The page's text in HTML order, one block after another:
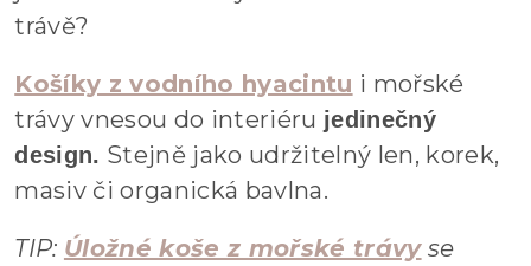
trávě?
Košíky z vodního hyacintu i mořské
trávy vnesou do interiéru jedinečný
design. Stejně jako udržitelný len, korek,
masiv či organická bavlna.
TIP: Úložné koše z mořské trávyse